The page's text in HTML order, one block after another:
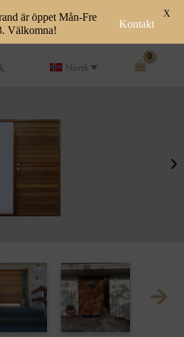
Norsk
är öppet Mån-Fre
Välkomna!
Kontakt
X